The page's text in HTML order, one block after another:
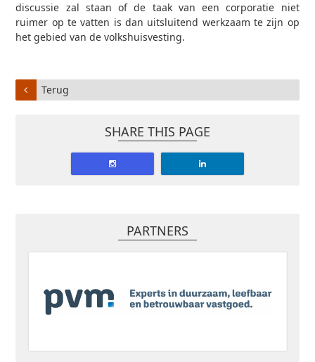
discussie zal staan of de taak van een corporatie niet
ruimer op te vatten is dan uitsluitend werkzaam te zijn op
het gebied van de volkshuisvesting.
Terug
SHARE THIS PAGE
PARTNERS